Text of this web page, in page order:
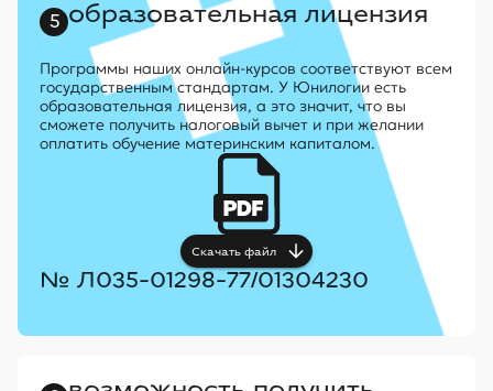
5 образовательная лицензия
Программы наших онлайн-курсов соответствуют всем
государственным стандартам. У Юнилогии есть
образовательная лицензия, а это значит, что вы
сможете получить налоговый вычет и при желании
оплатить обучение материнским капиталом.
Скачать файл
№ Л035-01298-77/01304230